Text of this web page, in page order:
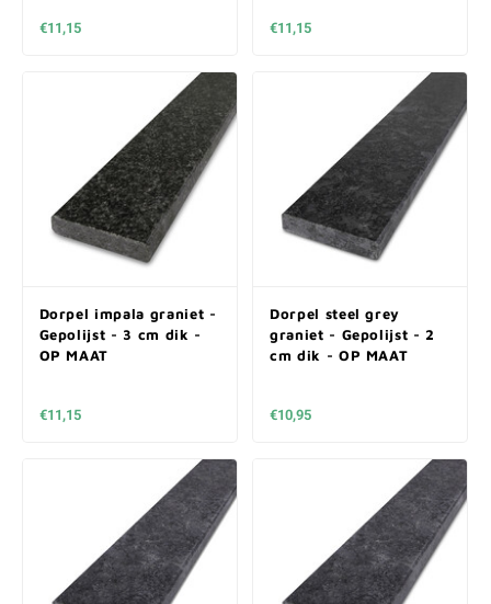
€11,15 €11,15
Dorpel impala graniet -
Gepolijst - 3 cm dik -
OP MAAT
€11,15
Dorpel steel grey
graniet - Gepolijst - 2
cm dik - OP MAAT
€10,95